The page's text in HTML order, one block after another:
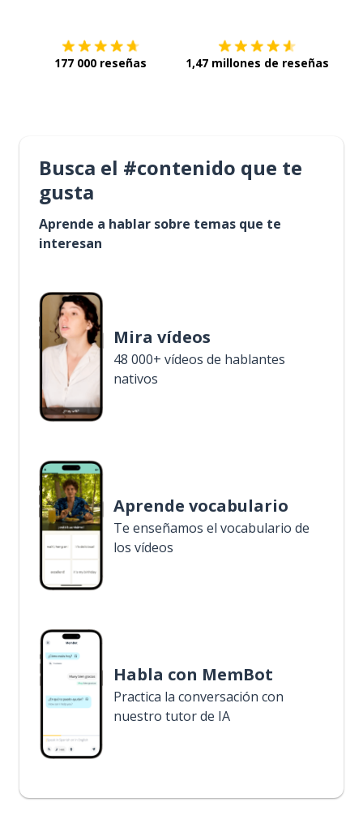
177 000 reseñas 1,47 millones de reseñas
Busca el #contenido que te
gusta
Aprende a hablar sobre temas que te
interesan
Mira vídeos
48 000+ vídeos de hablantes
nativos
Aprende vocabulario
Te enseñamos el vocabulario de
los vídeos
Habla con MemBot
Practica la conversación con
nuestro tutor de IA